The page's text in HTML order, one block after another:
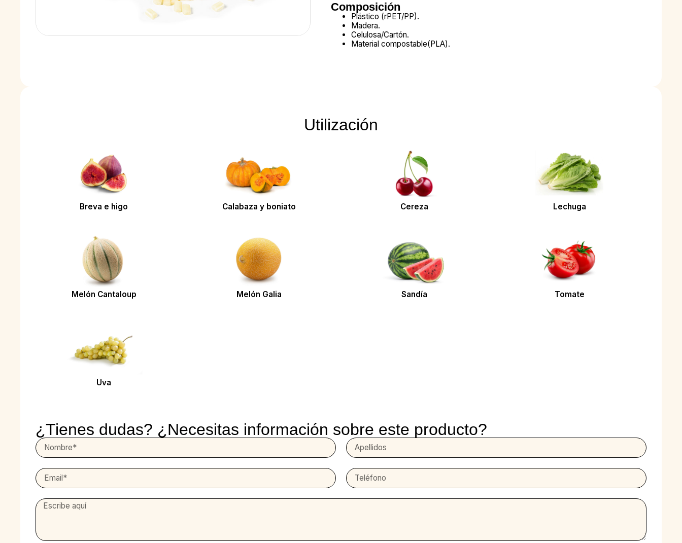
Composición
Plástico (rPET/PP).
Madera.
Celulosa/Cartón.
Material compostable(PLA).
Utilización
Breva e higo Calabaza y boniato Cereza Lechuga
Melón Cantaloup Melón Galia Sandía Tomate
Uva
¿Tienes dudas? ¿Necesitas información sobre este producto?